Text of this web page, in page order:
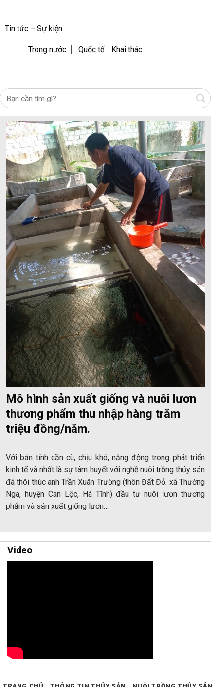
Tin tức – Sự kiện
Trong nước Quốc tế Khai thác
Mô hình sản xuất giống và nuôi lươn
thương phẩm thu nhập hàng trăm
triệu đồng/năm.
Với bản tính cần cù, chịu khó, năng động trong phát triển
kinh tế và nhất là sự tâm huyết với nghề nuôi trồng thủy sản
đã thôi thúc anh Trần Xuân Trường (thôn Đất Đỏ, xã Thường
Nga, huyện Can Lộc, Hà Tĩnh) đầu tư nuôi lươn thương
phẩm và sản xuất giống lươn…
Video